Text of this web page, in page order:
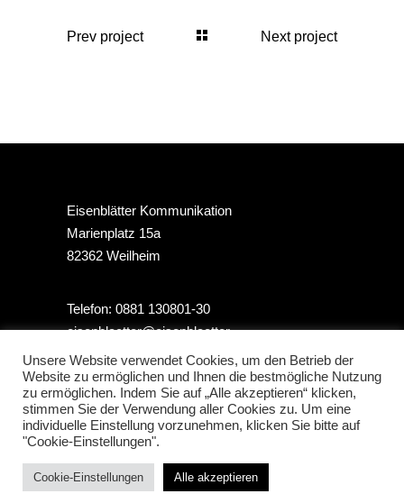
Prev project Next project
Eisenblätter Kommunikation
Marienplatz 15a
82362 Weilheim
Telefon: 0881 130801-30
eisenblaetter@eisenblaetter-
kommunikation.de
Impressum
Datenschutz
Unsere Website verwendet Cookies, um den Betrieb der
Website zu ermöglichen und Ihnen die bestmögliche Nutzung
zu ermöglichen. Indem Sie auf „Alle akzeptieren“ klicken,
stimmen Sie der Verwendung aller Cookies zu. Um eine
individuelle Einstellung vorzunehmen, klicken Sie bitte auf
"Cookie-Einstellungen".
Cookie-Einstellungen Alle akzeptieren